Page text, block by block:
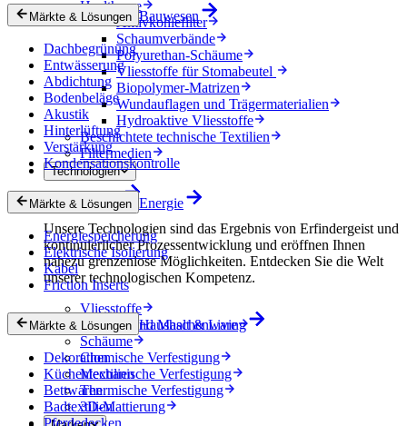
Healthcare
Aktivkohlefilter
Schaumverbände
Polyurethan-Schäume
Vliesstoffe für Stomabeutel
Biopolymer-Matrizen
Wundauflagen und Trägermaterialien
Hydroaktive Vliesstoffe
Beschichtete technische Textilien
Filtermedien
Technologien
Technologien
Unsere Technologien sind das Ergebnis von Erfindergeist und
kontinuierlicher Prozessentwicklung und eröffnen Ihnen
nahezu grenzenlose Möglichkeiten. Entdecken Sie die Welt
unserer technologischen Kompetenz.
Vliesstoffe
Gewebe und Maschenware
Schäume
Chemische Verfestigung
Mechanische Verfestigung
Thermische Verfestigung
3D-Mattierung
Märkte & Lösungen Bauwesen
Dachbegrünung
Entwässerung
Abdichtung
Bodenbeläge
Akustik
Hinterlüftung
Verstärkung
Kondensationskontrolle
Märkte & Lösungen Energie
Energiespeicherung
Elektrische Isolierung
Kabel
Friction Inserts
Märkte & Lösungen Haushalt & Living
Dekoration
Küchentextilien
Bettwaren
Badtextilien
Pferdedecken